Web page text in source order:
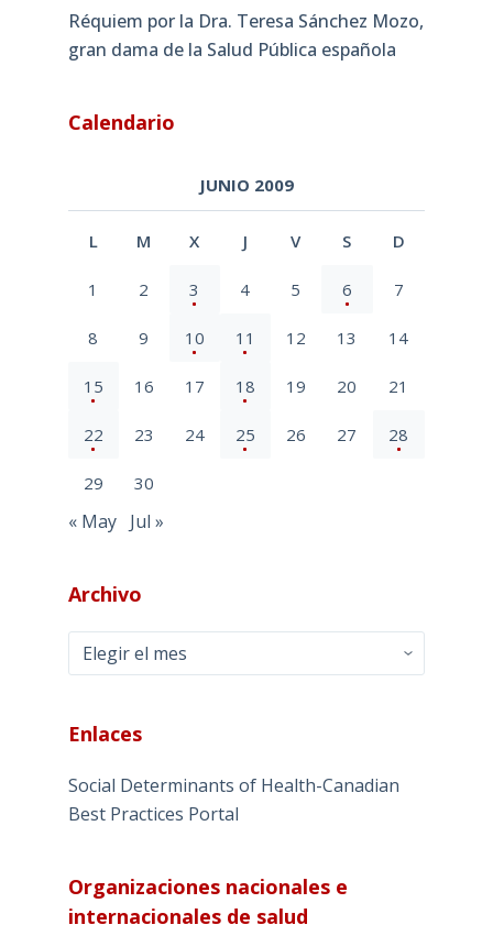
Réquiem por la Dra. Teresa Sánchez Mozo,
gran dama de la Salud Pública española
Calendario
JUNIO 2009
L M X J V S D
1 2 3 4 5 6 7
8 9 10 11 12 13 14
15 16 17 18 19 20 21
22 23 24 25 26 27 28
29 30
« May Jul »
Archivo
Archivo
Enlaces
Social Determinants of Health-Canadian
Best Practices Portal
Organizaciones nacionales e
internacionales de salud